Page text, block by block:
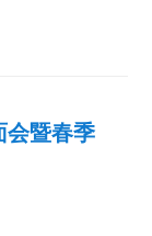
会暨春季